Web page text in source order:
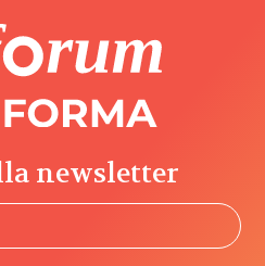
newsletter